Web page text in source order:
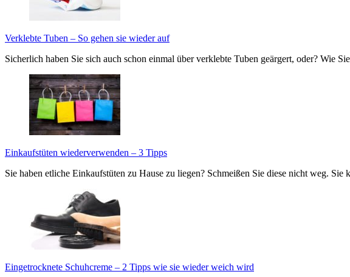
Verklebte Tuben – So gehen sie wieder auf
Sicherlich haben Sie sich auch schon einmal über verklebte Tuben geärgert, oder? Wie
Einkaufstüten wiederverwenden – 3 Tipps
Sie haben etliche Einkaufstüten zu Hause zu liegen? Schmeißen Sie diese nicht weg.
Eingetrocknete Schuhcreme – 2 Tipps wie sie wieder weich wird